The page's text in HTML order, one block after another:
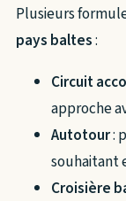
Plusieurs
pays baltes:
Circuit
approche
Autotour:
souhaitant
Croisière